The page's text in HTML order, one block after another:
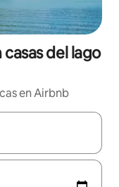
del lago
en Airbnb
navega con las